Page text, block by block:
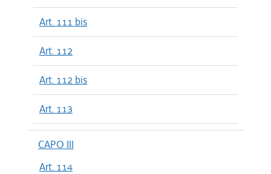
Art. 111 bis
Art. 112
Art. 112 bis
Art. 113
CAPO III
Art. 114